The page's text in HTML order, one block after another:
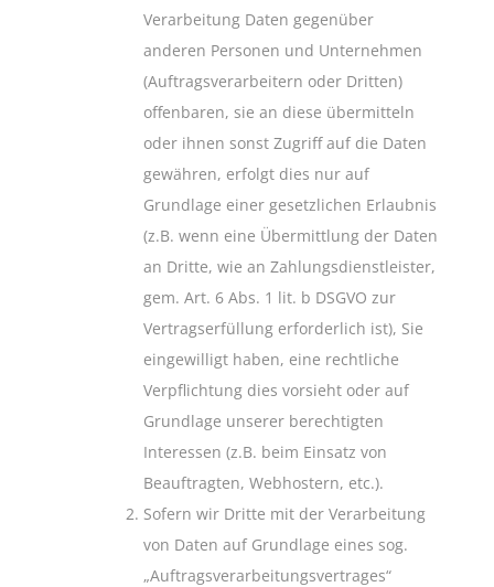
Verarbeitung Daten gegenüber
anderen Personen und Unternehmen
(Auftragsverarbeitern oder Dritten)
offenbaren, sie an diese übermitteln
oder ihnen sonst Zugriff auf die Daten
gewähren, erfolgt dies nur auf
Grundlage einer gesetzlichen Erlaubnis
(z.B. wenn eine Übermittlung der Daten
an Dritte, wie an Zahlungsdienstleister,
gem. Art. 6 Abs. 1 lit. b DSGVO zur
Vertragserfüllung erforderlich ist), Sie
eingewilligt haben, eine rechtliche
Verpflichtung dies vorsieht oder auf
Grundlage unserer berechtigten
Interessen (z.B. beim Einsatz von
Beauftragten, Webhostern, etc.).
Sofern wir Dritte mit der Verarbeitung
von Daten auf Grundlage eines sog.
„Auftragsverarbeitungsvertrages“